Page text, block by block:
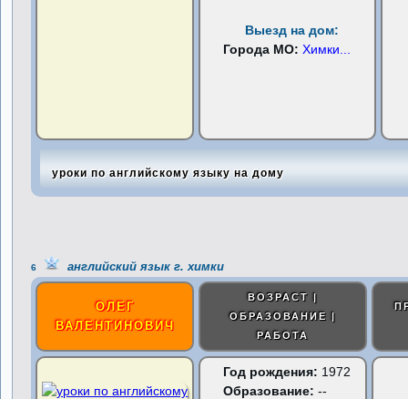
Выезд на дом:
Города МО:Химки
уроки по английскому языку на дому
6 английский язык г. химки
ОЛЕГ
ВАЛЕНТИНОВИЧ
ВОЗРАСТ |
ОБРАЗОВАНИЕ |
РАБОТА
Год рождения: 1972
Образование: --